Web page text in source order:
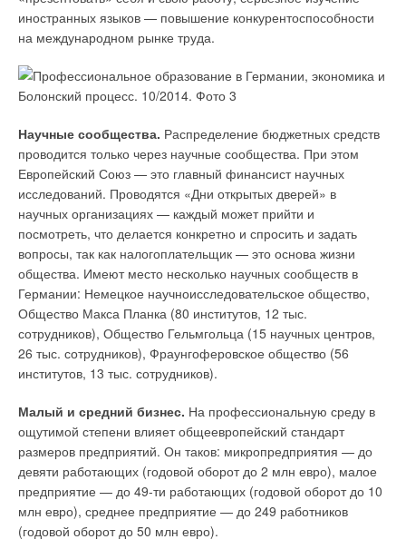
иностранных языков — повышение конкурентоспособности
на международном рынке труда.
Научные сообщества. Распределение бюджетных средств
проводится только через научные сообщества. При этом
Европейский Союз — это главный финансист научных
исследований. Проводятся «Дни открытых дверей» в
научных организациях — каждый может прийти и
посмотреть, что делается конкретно и спросить и задать
вопросы, так как налогоплательщик — это основа жизни
общества. Имеют место несколько научных сообществ в
Германии: Немецкое научноисследовательское общество,
Общество Макса Планка (80 институтов, 12 тыс.
сотрудников), Общество Гельмгольца (15 научных центров,
26 тыс. сотрудников), Фраунгоферовское общество (56
институтов, 13 тыс. сотрудников).
Малый и средний бизнес. На профессиональную среду в
ощутимой степени влияет общеевропейский стандарт
размеров предприятий. Он таков: микропредприятия — до
девяти работающих (годовой оборот до 2 млн евро), малое
предприятие — до 49-ти работающих (годовой оборот до 10
млн евро), среднее предприятие — до 249 работников
(годовой оборот до 50 млн евро).